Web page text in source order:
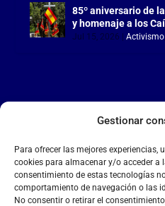
Gestionar
Para ofrecer las mejores
cookies para almacenar y/o acceder a
consentimiento de estas tecnologías
comportamiento de navegación o las
No consentir o retirar el
85º aniversario de
y homenaje a los
Jul 15, 2026 |Activismo
LA FALANGE
Reproductor
de
vídeo